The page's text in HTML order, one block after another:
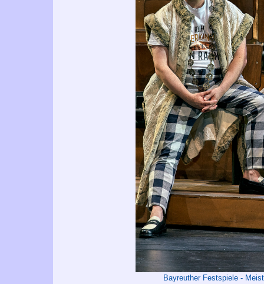
Bayreuther Festspiele -